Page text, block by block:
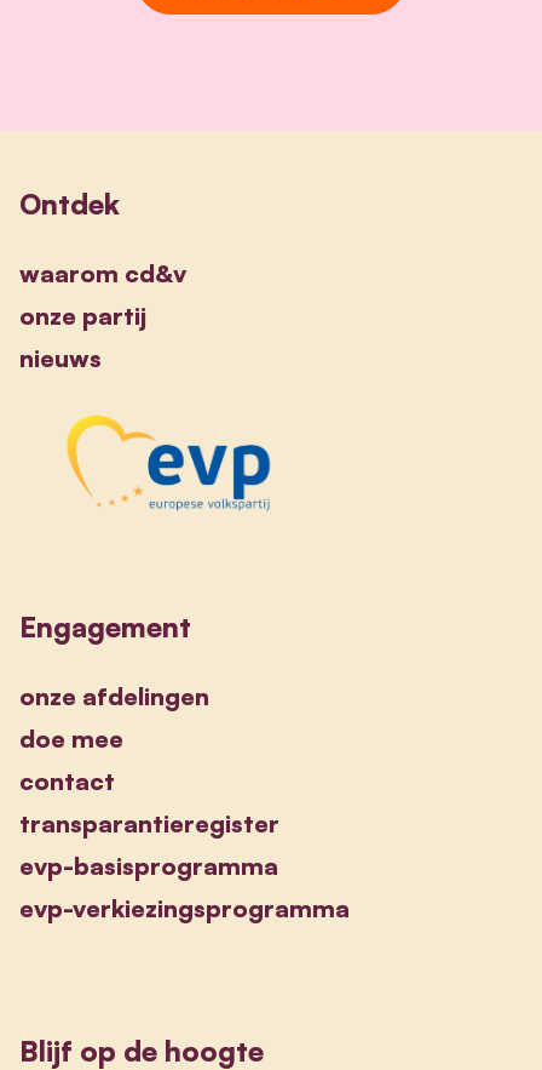
Ontdek
waarom cd&v
onze partij
nieuws
Engagement
onze afdelingen
doe mee
contact
transparantieregister
evp-basisprogramma
evp-verkiezingsprogramma
Blijf op de hoogte